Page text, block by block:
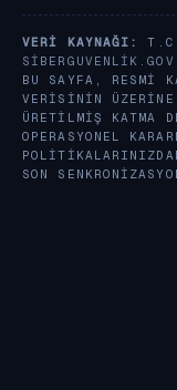
VERI KAYNAĞI:
BU SAYFA, RESMI
VERISININ ÜZERINE
ÜRETILMIŞ KATMA
OPERASYONEL
SON